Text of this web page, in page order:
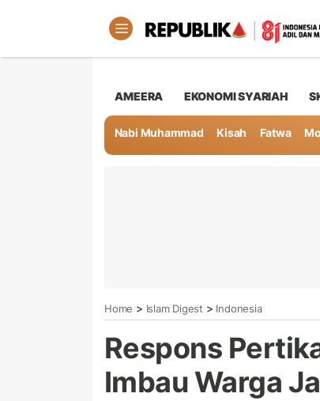
AMEERA EKONOMI SYARIAH
Nabi Muhammad Kisah Fatwa
Home > Islam Digest > Indonesia
Respons
Imbau Warga